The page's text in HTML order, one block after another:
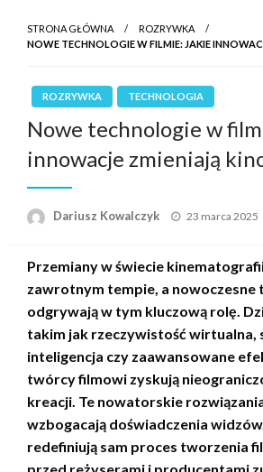
STRONA GŁÓWNA
ROZRYWKA
NOWE TECHNOLOGIE W FILMIE: JAKIE
ROZRYWKA TECHNOLOGIA
Nowe technologie w
innowacje zmieniają
Dariusz Kowalczyk
Opublikowane
23 marca 2025
Przemiany w świecie
zawrotnym tempie, a nowoczesne
odgrywają w tym kluczową rolę.
takim jak rzeczywistość wirtualna,
inteligencja czy zaawansowane
twórcy filmowi zyskują
kreacji. Te nowatorskie
wzbogacają doświadczenia
redefiniują sam proces tworzenia